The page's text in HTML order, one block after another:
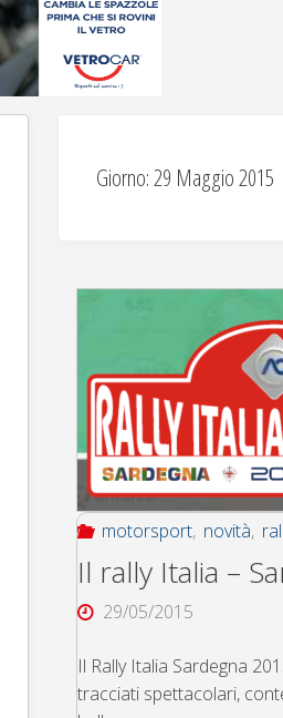
Giorno:29 Maggio 2015
motorsport, novità,
Il rally Italia –
29/05/2015
Il Rally Italia Sardegna
tracciati spettacolari,